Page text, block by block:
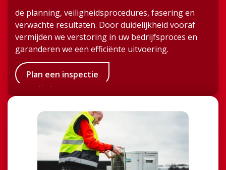
de planning, veiligheidsprocedures, fasering en
verwachte resultaten. Door duidelijkheid vooraf
vermijden we verstoring in uw bedrijfsproces en
garanderen we een efficiënte uitvoering.
Plan een inspectie